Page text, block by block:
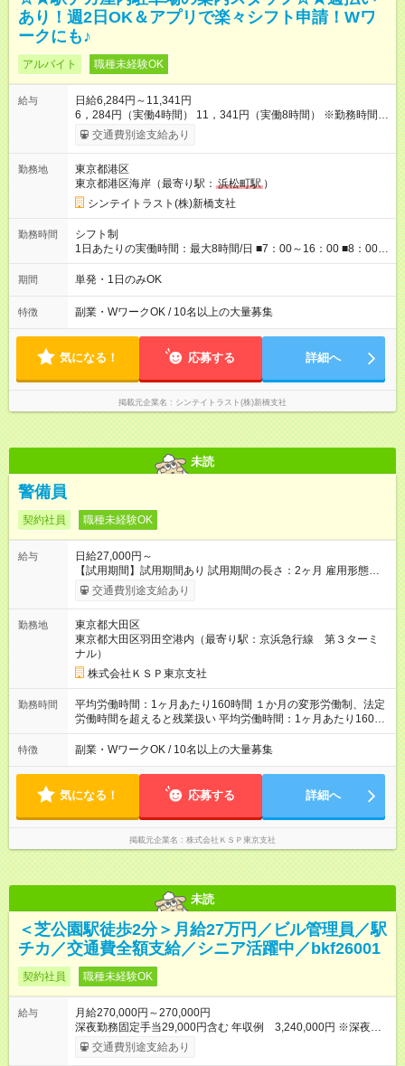
あり！週2日OK＆アプリで楽々シフト申請！Wワ
ークにも♪
アルバイト 職種未経験OK
給与
日給6,284円～11,341円
6，284円（実働4時間） 11，341円（実働8時間） ※勤務時間に
よって変動あり ・－・－・ ◆交通費別途全額支給 ※規定あり ◆
支払方法：週払い・月払いOK ⇒ご希望をお聞かせください♪ ◆
試用期間なし
交通費別途支給あり
勤務地
東京都港区
東京都港区海岸（最寄り駅： 浜松町駅 ）
シンテイトラスト(株)新橋支社
勤務時間
シフト制
1日あたりの実働時間：最大8時間/日 ■7：00～16：00 ■8：00～
16：00 ■8：30～17：30 ■8：00～18：00 ■11：00～20：00
■17：30～22：30 ■17：00～23：00 など！ ※勤務時間に合わ
期間 単発・1日のみOK
特徴 副業・WワークOK / 10名以上の大量募集
気になる！ 応募する 詳細へ
掲載元企業名 シンテイトラスト(株)新橋支社
未読
警備員
契約社員 職種未経験OK
給与
日給27,000円～
【試用期間】試用期間あり 試用期間の長さ：2ヶ月 雇用形態、
給与は本採用時と同じです。 法定18歳以上限定
交通費別途支給あり
勤務地
東京都大田区
東京都大田区羽田空港内（最寄り駅：京浜急行線 第３ターミ
ナル）
株式会社ＫＳＰ東京支社
勤務時間
平均労働時間：1ヶ月あたり160時間 １か月の変形労働制、法定
労働時間を超えると残業扱い 平均労働時間：1ヶ月あたり160時
間 １か月の変形労働制、法定労働時間を超えると残業扱い
特徴 副業・WワークOK / 10名以上の大量募集
気になる！ 応募する 詳細へ
掲載元企業名 株式会社ＫＳＰ東京支社
未読
＜芝公園駅徒歩2分＞月給27万円／ビル管理員／駅
チカ／交通費全額支給／シニア活躍中／bkf26001
契約社員 職種未経験OK
給与
月給270,000円～270,000円
深夜勤務固定手当29,000円含む 年収例 3,240,000円 ※深夜労
働の有無にかかわらず定額支給します。 超過分は別途支給いた
します。 【交通費】 通勤交通費全額支給（公共交通機関のみ）
交通費別途支給あり